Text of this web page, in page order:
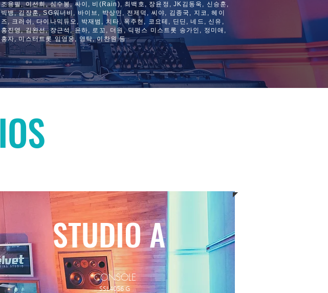
조용필, 이선희, 심수봉, 싸이, 비(Rain), 최백호, 장윤정, JK김동욱, 신승훈,
빅뱅, 김장훈, SG워너비, 바이브, 박상민, 전제덕, 씨야, 김종국, 지코, 헤이
즈, 크러쉬, 다이나믹듀오, 박재범, 치타, 옥주현, 코요테, 딘딘, 네드, 신유,
홍진영, 김완선, 장근석, 윤하, 로꼬, 더원, 딕펑스 미스트롯 송가인, 정미애,
홍자, 미스터트롯 임영웅, 영탁, 이찬원 등
STUDIO A
CONSOLE
SSL4056 G